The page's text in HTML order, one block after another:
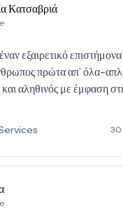
Κατσαβριά
εξαιρετικό
πρώτα απ’ όλα-
αληθινός με έμφαση
στον ασθενή. Γιατρέ σε
!!
30